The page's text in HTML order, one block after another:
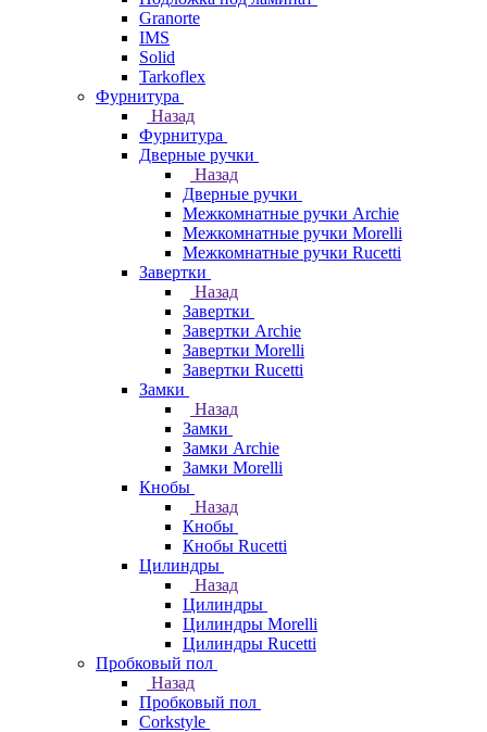
Granorte
IMS
Solid
Tarkoflex
Фурнитура
Назад
Фурнитура
Дверные ручки
Назад
Дверные ручки
Межкомнатные ручки Archie
Межкомнатные ручки Morelli
Межкомнатные ручки Rucetti
Завертки
Назад
Завертки
Завертки Archie
Завертки Morelli
Завертки Rucetti
Замки
Назад
Замки
Замки Archie
Замки Morelli
Кнобы
Назад
Кнобы
Кнобы Rucetti
Цилиндры
Назад
Цилиндры
Цилиндры Morelli
Цилиндры Rucetti
Пробковый пол
Назад
Пробковый пол
Corkstyle